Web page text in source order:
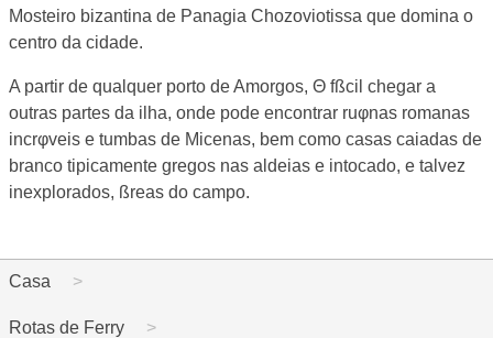
Mosteiro bizantina de Panagia Chozoviotissa que domina o
centro da cidade.
A partir de qualquer porto de Amorgos, Θ fßcil chegar a
outras partes da ilha, onde pode encontrar ruφnas romanas
incrφveis e tumbas de Micenas, bem como casas caiadas de
branco tipicamente gregos nas aldeias e intocado, e talvez
inexplorados, ßreas do campo.
Casa
Rotas de Ferry